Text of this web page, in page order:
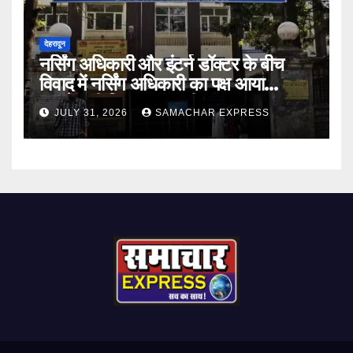
देहरादून
नर्सिंग अधिकारी और इंटर्न डॉक्टर के बीच
विवाद में नर्सिंग अधिकारी का पक्ष आया
सामने,करी निष्पक्ष जांच की मांग
JULY 31, 2026 SAMACHAR EXPRESS